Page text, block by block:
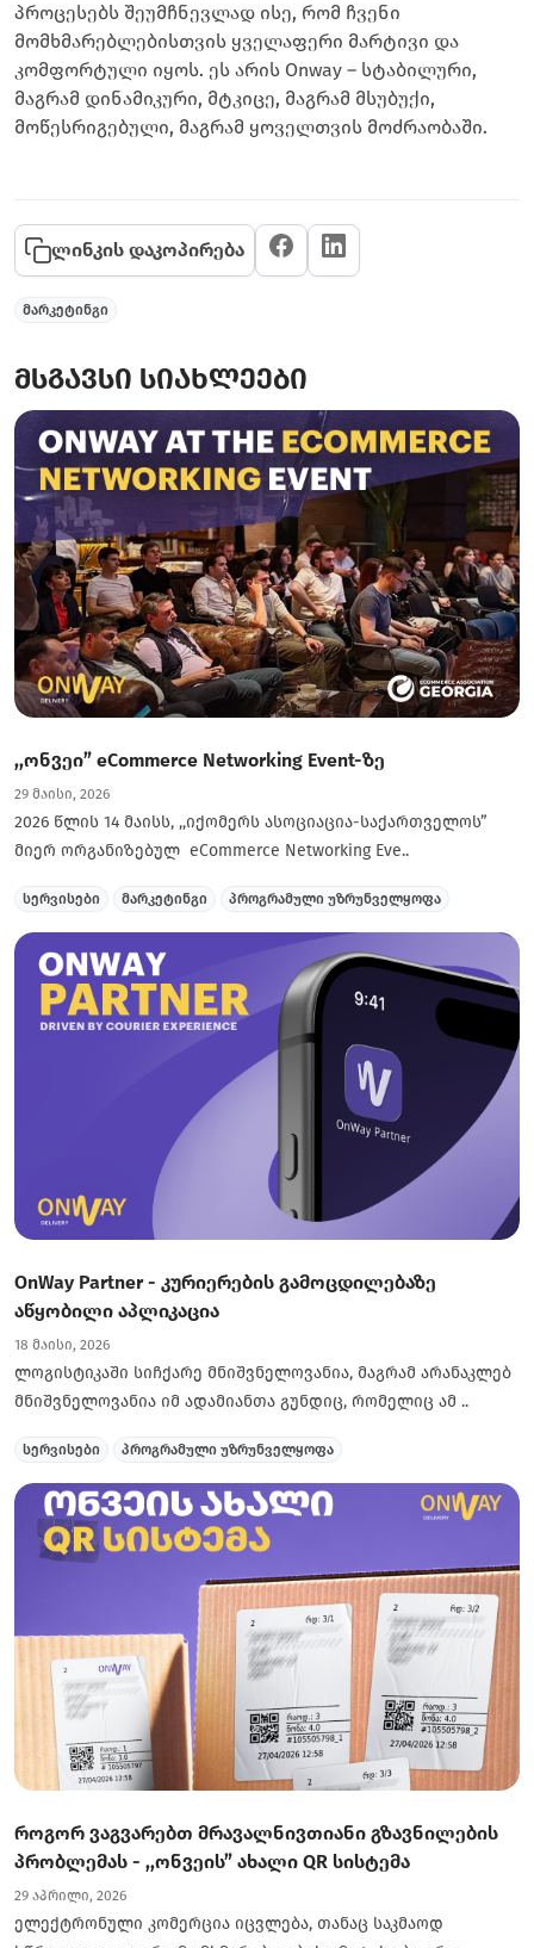
პროცესებს შეუმჩნევლად ისე, რომ ჩვენი
მომხმარებლებისთვის ყველაფერი მარტივი და
კომფორტული იყოს. ეს არის Onway – სტაბილური,
მაგრამ დინამიკური, მტკიცე, მაგრამ მსუბუქი,
მოწესრიგებული, მაგრამ ყოველთვის მოძრაობაში.
მარკეტინგი
ლინკის დაკოპირება
მსგავსი სიახლეები
,,ონვეი” eCommerce Networking Event-ზე
29 მაისი, 2026
2026 წლის 14 მაისს, ,,იქომერს ასოციაცია-საქართველოს”
მიერ ორგანიზებულ eCommerce Networking Eve..
სერვისები მარკეტინგი პროგრამული უზრუნველყოფა
OnWay Partner - კურიერების გამოცდილებაზე
აწყობილი აპლიკაცია
18 მაისი, 2026
ლოგისტიკაში სიჩქარე მნიშვნელოვანია, მაგრამ არანაკლებ
მნიშვნელოვანია იმ ადამიანთა გუნდიც, რომელიც ამ ..
სერვისები პროგრამული უზრუნველყოფა
როგორ ვაგვარებთ მრავალნივთიანი გზავნილების
პრობლემას - ,,ონვეის” ახალი QR სისტემა
29 აპრილი, 2026
ელექტრონული კომერცია იცვლება, თანაც საკმაოდ